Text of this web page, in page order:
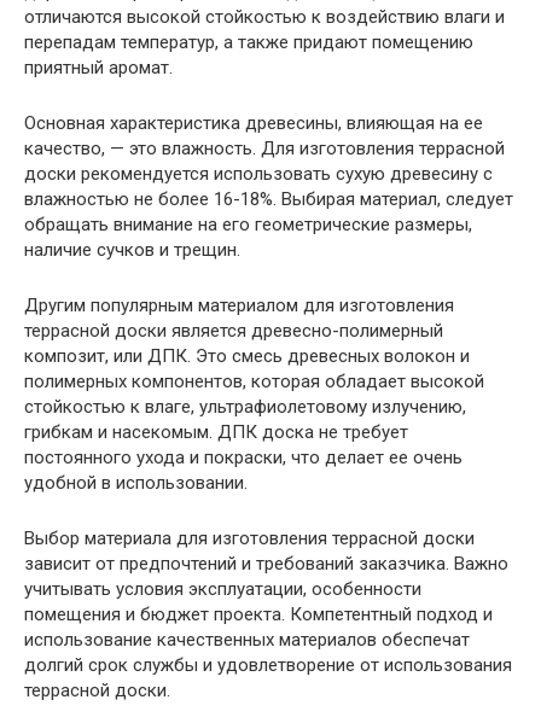
отличаются высокой стойкостью к воздействию влаги и
перепадам температур, а также придают помещению
приятный аромат.
Основная характеристика древесины, влияющая на ее
качество, — это влажность. Для изготовления террасной
доски рекомендуется использовать сухую древесину с
влажностью не более 16-18%. Выбирая материал, следует
обращать внимание на его геометрические размеры,
наличие сучков и трещин.
Другим популярным материалом для изготовления
террасной доски является древесно-полимерный
композит, или ДПК. Это смесь древесных волокон и
полимерных компонентов, которая обладает высокой
стойкостью к влаге, ультрафиолетовому излучению,
грибкам и насекомым. ДПК доска не требует
постоянного ухода и покраски, что делает ее очень
удобной в использовании.
Выбор материала для изготовления террасной доски
зависит от предпочтений и требований заказчика. Важно
учитывать условия эксплуатации, особенности
помещения и бюджет проекта. Компетентный подход и
использование качественных материалов обеспечат
долгий срок службы и удовлетворение от использования
террасной доски.